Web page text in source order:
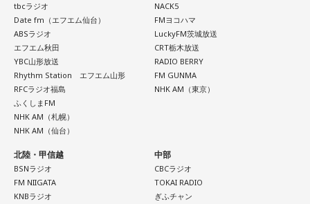
tbcラジオ
Date fm（エフエム仙台）
ABSラジオ
エフエム秋田
YBC山形放送
Rhythm Station エフエム山形
RFCラジオ福島
ふくしまFM
NHK AM（札幌）
NHK AM（仙台）
NACK5
FMヨコハマ
LuckyFM茨城放送
CRT栃木放送
RADIO BERRY
FM GUNMA
NHK AM（東京）
北陸・甲信越
BSNラジオ
FM NIIGATA
KNBラジオ
中部
CBCラジオ
TOKAI RADIO
ぎふチャン